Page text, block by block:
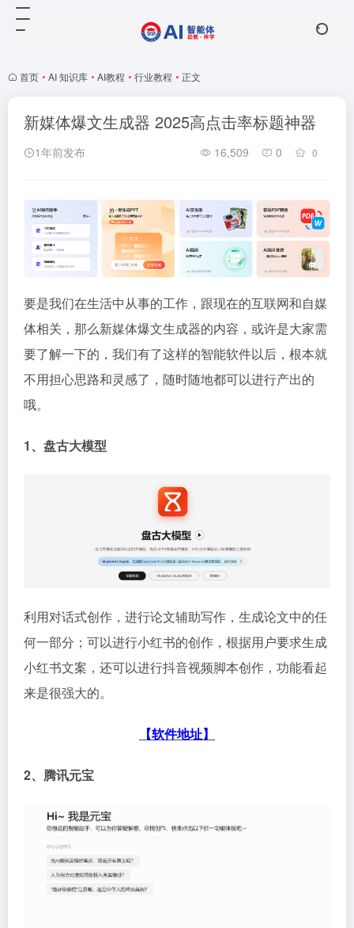
首页 • AI 知识库 • AI教程 • 行业教程 • 正文
新媒体爆文生成器 2025高点击率标题神器
1年前发布 16,509 0 0
要是我们在生活中从事的工作，跟现在的互联网和自媒
体相关，那么新媒体爆文生成器的内容，或许是大家需
要了解一下的，我们有了这样的智能软件以后，根本就
不用担心思路和灵感了，随时随地都可以进行产出的
哦。
1、盘古大模型
利用对话式创作，进行论文辅助写作，生成论文中的任
何一部分；可以进行小红书的创作，根据用户要求生成
小红书文案，还可以进行抖音视频脚本创作，功能看起
来是很强大的。
【软件地址】
2、腾讯元宝